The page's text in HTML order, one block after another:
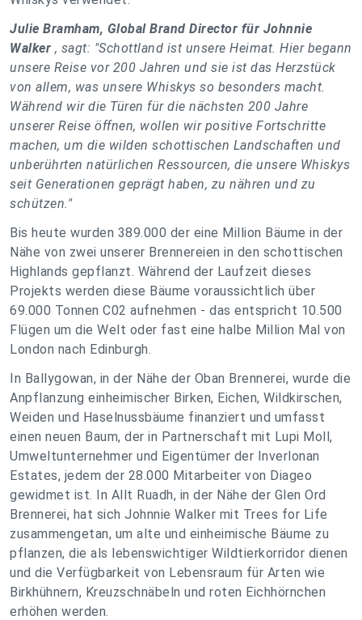
Julie Bramham, Global Brand Director für Johnnie
Walker , sagt: "Schottland ist unsere Heimat. Hier begann
unsere Reise vor 200 Jahren und sie ist das Herzstück
von allem, was unsere Whiskys so besonders macht.
Während wir die Türen für die nächsten 200 Jahre
unserer Reise öffnen, wollen wir positive Fortschritte
machen, um die wilden schottischen Landschaften und
unberührten natürlichen Ressourcen, die unsere Whiskys
seit Generationen geprägt haben, zu nähren und zu
schützen."
Bis heute wurden 389.000 der eine Million Bäume in der
Nähe von zwei unserer Brennereien in den schottischen
Highlands gepflanzt. Während der Laufzeit dieses
Projekts werden diese Bäume voraussichtlich über
69.000 Tonnen C02 aufnehmen - das entspricht 10.500
Flügen um die Welt oder fast eine halbe Million Mal von
London nach Edinburgh.
In Ballygowan, in der Nähe der Oban Brennerei, wurde die
Anpflanzung einheimischer Birken, Eichen, Wildkirschen,
Weiden und Haselnussbäume finanziert und umfasst
einen neuen Baum, der in Partnerschaft mit Lupi Moll,
Umweltunternehmer und Eigentümer der Inverlonan
Estates, jedem der 28.000 Mitarbeiter von Diageo
gewidmet ist. In Allt Ruadh, in der Nähe der Glen Ord
Brennerei, hat sich Johnnie Walker mit Trees for Life
zusammengetan, um alte und einheimische Bäume zu
pflanzen, die als lebenswichtiger Wildtierkorridor dienen
und die Verfügbarkeit von Lebensraum für Arten wie
Birkhühnern, Kreuzschnäbeln und roten Eichhörnchen
erhöhen werden.